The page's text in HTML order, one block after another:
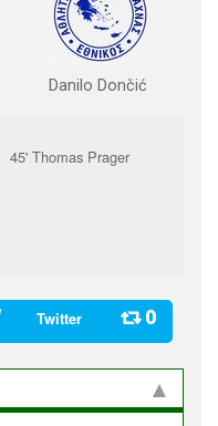
Danilo Dončić
45' Thomas Prager
Twitter 0